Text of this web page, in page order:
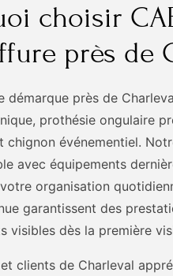
choisir
près de
démarque près de
prothésie ongulaire
chignon événementiel.
avec équipements
organisation
garantissent des
visibles dès la première
clients de Charleval